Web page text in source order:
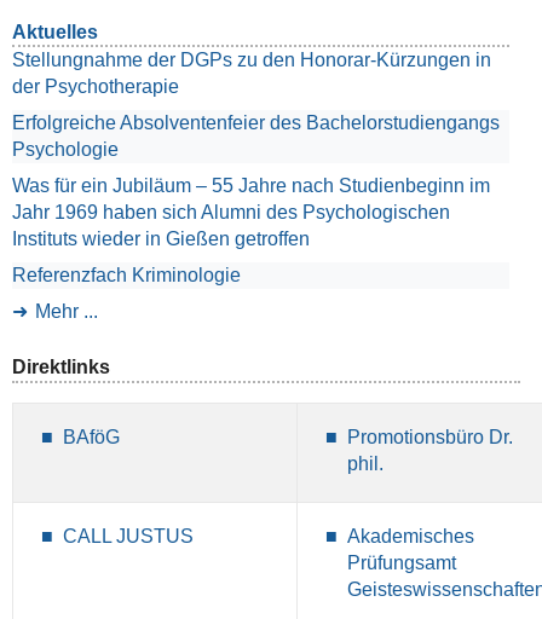
Aktuelles
Stellungnahme der DGPs zu den Honorar-Kürzungen in
der Psychotherapie
Erfolgreiche Absolventenfeier des Bachelorstudiengangs
Psychologie
Was für ein Jubiläum – 55 Jahre nach Studienbeginn im
Jahr 1969 haben sich Alumni des Psychologischen
Instituts wieder in Gießen getroffen
Referenzfach Kriminologie
Mehr ...
Direktlinks
BAföG
Promotionsbüro Dr.
phil.
CALL JUSTUS
Akademisches
Prüfungsamt